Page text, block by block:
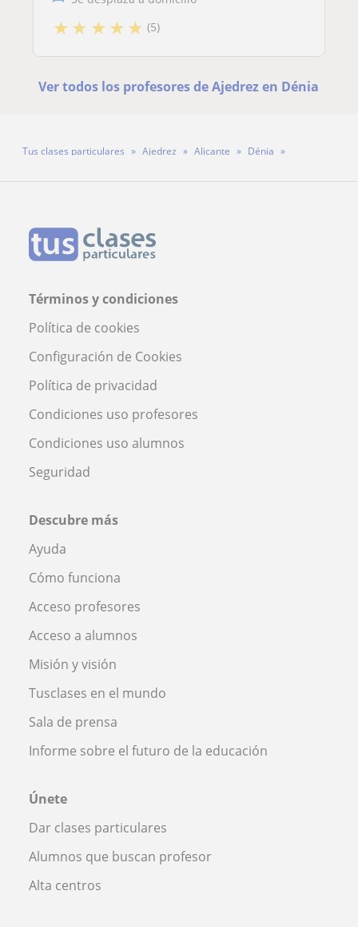
★★ ★★★ (5)
Ver todos los profesores de Ajedrez en Dénia
Tus clases particulares Ajedrez Alicante
Dénia
Términos y condiciones
Política de cookies
Configuración de Cookies
Política de privacidad
Condiciones uso profesores
Condiciones uso alumnos
Seguridad
Descubre más
Ayuda
Cómo funciona
Acceso profesores
Acceso a alumnos
Misión y visión
Tusclases en el mundo
Sala de prensa
Informe sobre el futuro de la educación
Únete
Dar clases particulares
Alumnos que buscan profesor
Alta centros